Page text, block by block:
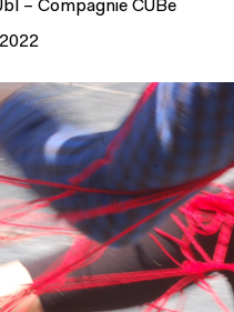
– Compagnie CUBe